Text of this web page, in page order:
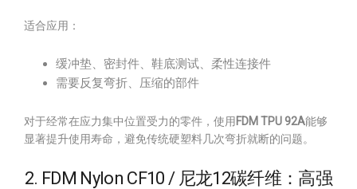
适合应用：
缓冲垫、密封件、鞋底测试、柔性连接件
需要反复弯折、压缩的部件
对于经常在应力集中位置受力的零件，使用 FDM TPU 92A能够
显著提升使用寿命，避免传统硬塑料几次弯折就断的问题。
2. FDM Nylon CF10 / 尼龙12碳纤维：高强